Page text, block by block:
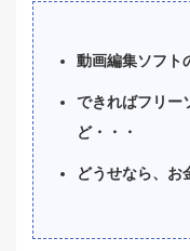
動画編集ソフト
できればフリー
ど・・・
どうせなら、お